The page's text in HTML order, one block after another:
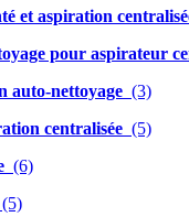
et aspiration
pour aspirateur
auto-nettoyage (3)
centralisée (5)
(6)
(5)